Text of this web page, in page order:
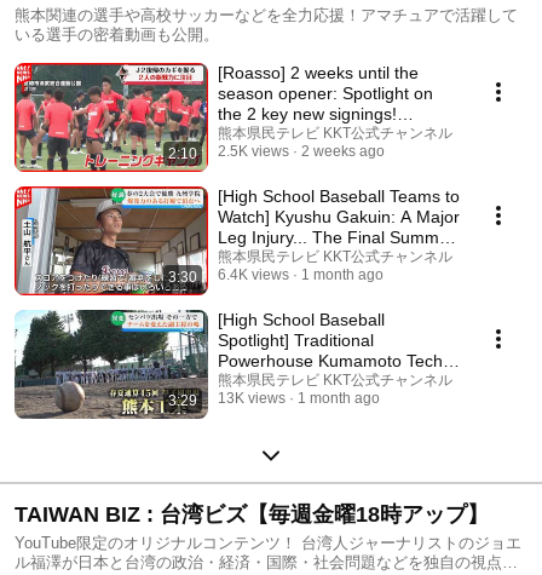
熊本関連の選手や高校サッカーなどを全力応援！アマチュアで活躍して
いる選手の密着動画も公開。
2:10
[Roasso] 2 weeks until the
season opener: Spotlight on
the 2 key new signings!
Training camp reac...
熊本県民テレビ KKT公式チャンネル
2.5K views
2 weeks ago
3:30
[High School Baseball Teams to
Watch] Kyushu Gakuin: A Major
Leg Injury... The Final Summer
Suppo...
熊本県民テレビ KKT公式チャンネル
6.4K views
1 month ago
3:29
[High School Baseball
Spotlight] Traditional
Powerhouse Kumamoto Tech
Aims for Back-to-Back Appea...
熊本県民テレビ KKT公式チャンネル
13K views
1 month ago
TAIWAN BIZ : 台湾ビズ【毎週金曜18時アップ】
YouTube限定のオリジナルコンテンツ！ 台湾人ジャーナリストのジョエ
ル福澤が日本と台湾の政治・経済・国際・社会問題などを独自の視点で